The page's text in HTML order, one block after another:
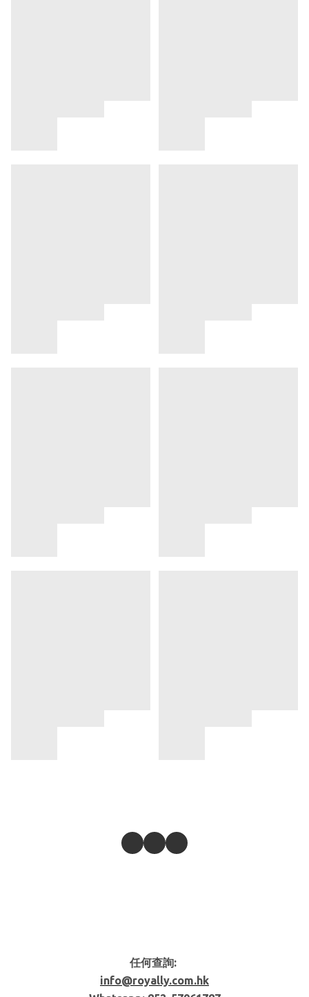
任何查詢:
info@royally.com.hk